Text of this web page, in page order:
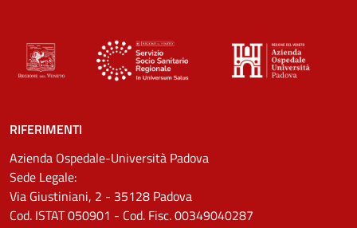
RIFERIMENTI
Azienda Ospedale-Università Padova
Sede Legale:
Via Giustiniani, 2 - 35128 Padova
Cod. ISTAT 050901 - Cod. Fisc. 00349040287